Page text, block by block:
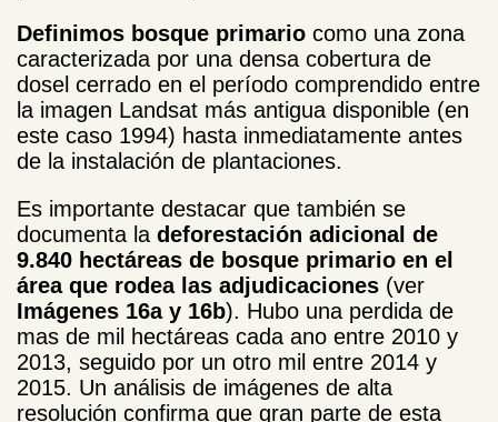
Definimos bosque primario como una zona
caracterizada por una densa cobertura de
dosel cerrado en el período comprendido entre
la imagen Landsat más antigua disponible (en
este caso 1994) hasta inmediatamente antes
de la instalación de plantaciones.
Es importante destacar que también se
documenta la deforestación adicional de
9.840 hectáreas de bosque primario en el
área que rodea las adjudicaciones (ver
Imágenes 16a y 16b). Hubo una perdida de
mas de mil hectáreas cada ano entre 2010 y
2013, seguido por un otro mil entre 2014 y
2015. Un análisis de imágenes de alta
resolución confirma que gran parte de esta